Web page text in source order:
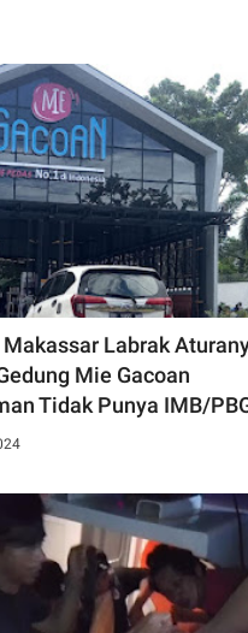
Labrak
Mie Gacoan
Tidak Punya IMB/